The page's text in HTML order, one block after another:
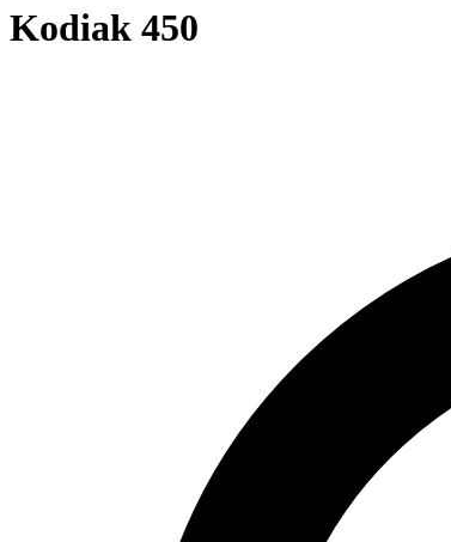
Kodiak 450